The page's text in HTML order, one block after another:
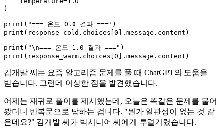
)
print ( "=== 온도 0.0 결과 ==="
print (response_cold.choices[ 0 ].message.content)
print ( "\n=== 온도 1.0 결과 ==="
print (response_warm.choices[ 0
김개발 씨는 요즘 알고리즘 문제를 풀 때 ChatGPT의 도움을
받습니다. 그런데 이상한 점을 발견했습니다.
어제는 재귀로 풀이를 제시했는데, 오늘은 똑같은 문제를 물어
봤더니 반복문으로 답하는 겁니다. "뭔가 일관성이 없는 것 같
은데요?" 김개발 씨가 박시니어 씨에게 투덜거렸습니다.